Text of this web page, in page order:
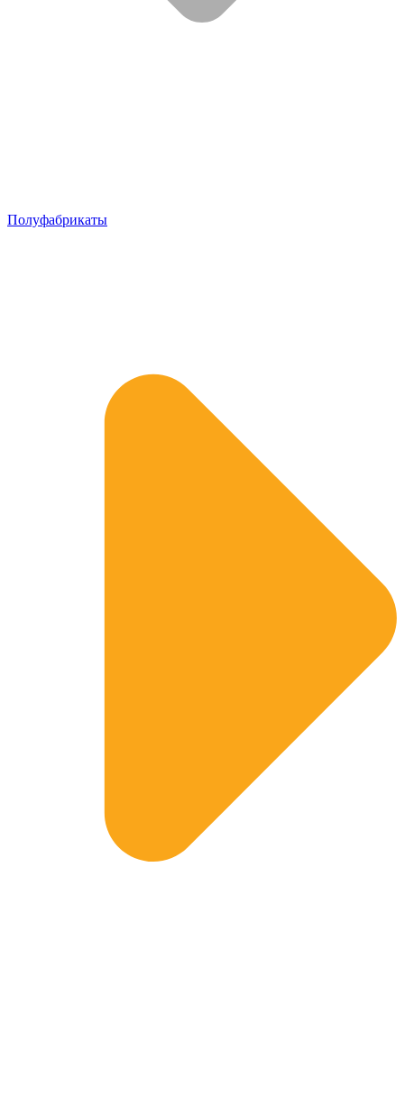
Полуфабрикаты